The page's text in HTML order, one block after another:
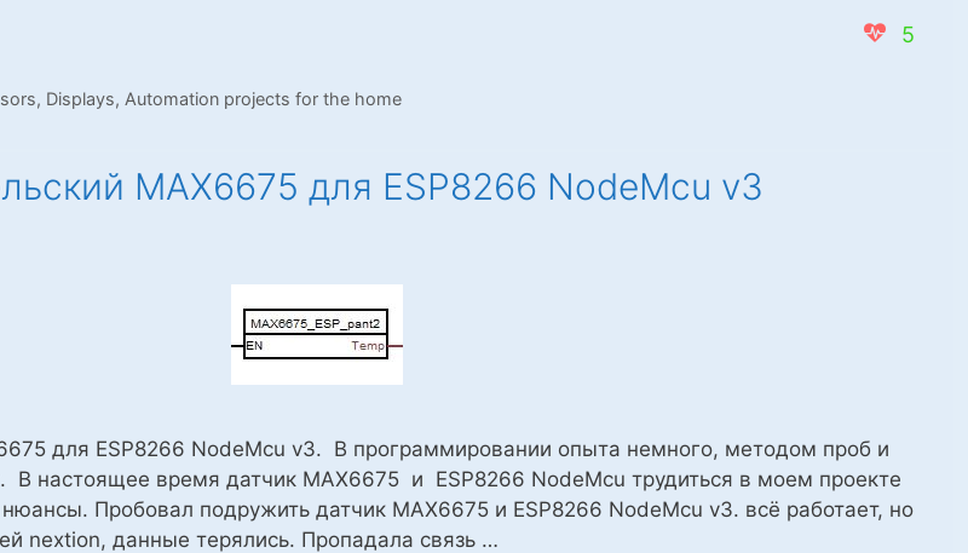
5
, Displays, Automation projects for the home
MAX6675 для ESP8266 NodeMcu v3
для ESP8266 NodeMcu v3. В программировании опыта немного, методом проб и
В настоящее время датчик MAX6675 и ESP8266 NodeMcu трудиться в моем проекте
Пробовал подружить датчик MAX6675 и ESP8266 NodeMcu v3. всё работает, но
nextion, данные терялись. Пропадала связь …